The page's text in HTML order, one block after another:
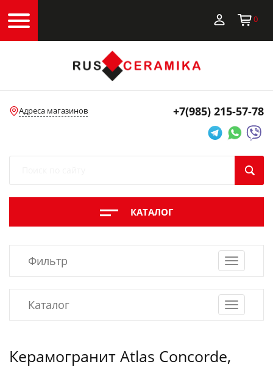
0
Адреса магазинов +7(985) 215-57-78
КАТАЛОГ
Фильтр
Каталог
Керамогранит Atlas Concorde,